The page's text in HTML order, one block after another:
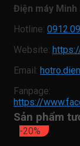
Điện máy Minh
Hotline:
Website:
Email:
Fanpage:
https://
Sản phẩm
-20%